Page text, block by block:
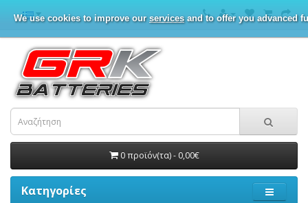
We use cookies to improve our servicesand to offer you advanced
0 προϊόν(τα) - 0,00€
Κατηγορίες